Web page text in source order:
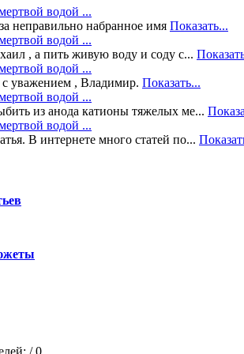
водой ...
неправильно набранное имя Показать...
водой ...
, а пить живую воду и соду с...
водой ...
уважением , Владимир. Показать...
водой ...
из анода катионы тяжелых ме...
водой ...
В интернете много статей по...
/ 0